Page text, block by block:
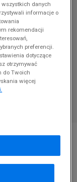
wszystkich danych
informacje o
rekomendacji
preferencji.
dotyczące
otrzymywać
do Twoich
więcej